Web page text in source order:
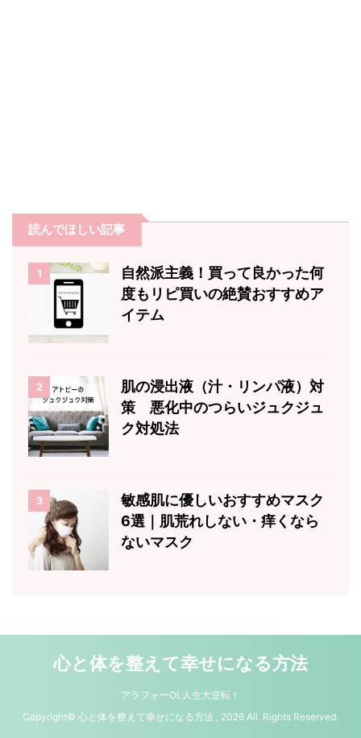
読んでほしい記事
1
自然派主義！買って良かった何
度もリピ買いの絶賛おすすめア
イテム
2
肌の浸出液（汁・リンパ液）対
策 悪化中のつらいジュクジュ
ク対処法
3
敏感肌に優しいおすすめマスク
6選｜肌荒れしない・痒くなら
ないマスク
心と体を整えて幸せになる方法
アラフォーOL人生大逆転！
Copyright© 心と体を整えて幸せになる方法 , 2026 All Rights Reserved.